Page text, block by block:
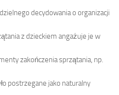
decydowania o organizacji
z dzieckiem angażuje je w
zakończenia sprzątania, np.
postrzegane jako naturalny